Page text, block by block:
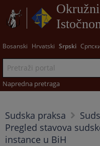
Bosanski Hrvatski Srpski
Napredna pretraga
Sudska praksa
Pregled stavova
instance u BiH